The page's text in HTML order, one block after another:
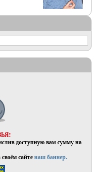
доступную вам сумму на
сайтенаш баннер.